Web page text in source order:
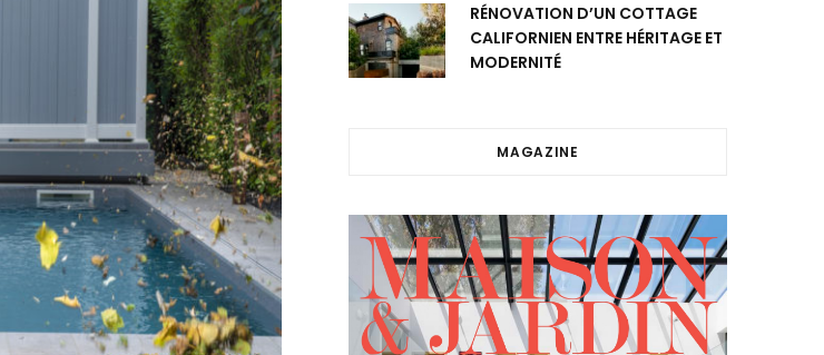
RÉNOVATION D’UN COTTAGE
CALIFORNIEN ENTRE HÉRITAGE ET
MODERNITÉ
MAGAZINE